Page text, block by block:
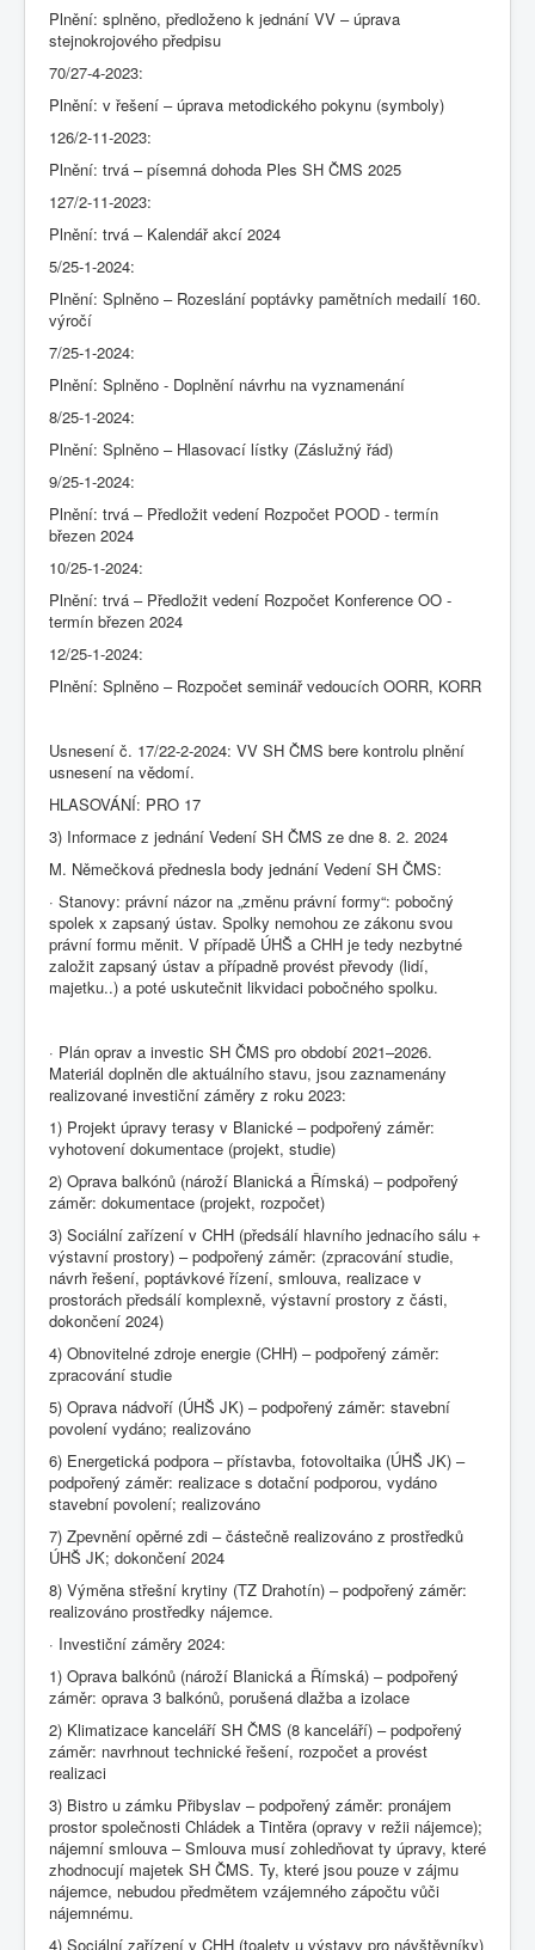
Plnění: splněno, předloženo k jednání VV – úprava
stejnokrojového předpisu
70/27-4-2023:
Plnění: v řešení – úprava metodického pokynu (symboly)
126/2-11-2023:
Plnění: trvá – písemná dohoda Ples SH ČMS 2025
127/2-11-2023:
Plnění: trvá – Kalendář akcí 2024
5/25-1-2024:
Plnění: Splněno – Rozeslání poptávky pamětních medailí 160.
výročí
7/25-1-2024:
Plnění: Splněno - Doplnění návrhu na vyznamenání
8/25-1-2024:
Plnění: Splněno – Hlasovací lístky (Záslužný řád)
9/25-1-2024:
Plnění: trvá – Předložit vedení Rozpočet POOD - termín
březen 2024
10/25-1-2024:
Plnění: trvá – Předložit vedení Rozpočet Konference OO -
termín březen 2024
12/25-1-2024:
Plnění: Splněno – Rozpočet seminář vedoucích OORR, KORR
Usnesení č. 17/22-2-2024: VV SH ČMS bere kontrolu plnění
usnesení na vědomí.
HLASOVÁNÍ: PRO 17
3) Informace z jednání Vedení SH ČMS ze dne 8. 2. 2024
M. Němečková přednesla body jednání Vedení SH ČMS:
· Stanovy: právní názor na „změnu právní formy“: pobočný
spolek x zapsaný ústav. Spolky nemohou ze zákonu svou
právní formu měnit. V případě ÚHŠ a CHH je tedy nezbytné
založit zapsaný ústav a případně provést převody (lidí,
majetku..) a poté uskutečnit likvidaci pobočného spolku.
· Plán oprav a investic SH ČMS pro období 2021–2026.
Materiál doplněn dle aktuálního stavu, jsou zaznamenány
realizované investiční záměry z roku 2023:
1) Projekt úpravy terasy v Blanické – podpořený záměr:
vyhotovení dokumentace (projekt, studie)
2) Oprava balkónů (nároží Blanická a Římská) – podpořený
záměr: dokumentace (projekt, rozpočet)
3) Sociální zařízení v CHH (předsálí hlavního jednacího sálu +
výstavní prostory) – podpořený záměr: (zpracování studie,
návrh řešení, poptávkové řízení, smlouva, realizace v
prostorách předsálí komplexně, výstavní prostory z části,
dokončení 2024)
4) Obnovitelné zdroje energie (CHH) – podpořený záměr:
zpracování studie
5) Oprava nádvoří (ÚHŠ JK) – podpořený záměr: stavební
povolení vydáno; realizováno
6) Energetická podpora – přístavba, fotovoltaika (ÚHŠ JK) –
podpořený záměr: realizace s dotační podporou, vydáno
stavební povolení; realizováno
7) Zpevnění opěrné zdi – částečně realizováno z prostředků
ÚHŠ JK; dokončení 2024
8) Výměna střešní krytiny (TZ Drahotín) – podpořený záměr:
realizováno prostředky nájemce.
· Investiční záměry 2024:
1) Oprava balkónů (nároží Blanická a Římská) – podpořený
záměr: oprava 3 balkónů, porušená dlažba a izolace
2) Klimatizace kanceláří SH ČMS (8 kanceláří) – podpořený
záměr: navrhnout technické řešení, rozpočet a provést
realizaci
3) Bistro u zámku Přibyslav – podpořený záměr: pronájem
prostor společnosti Chládek a Tintěra (opravy v režii nájemce);
nájemní smlouva – Smlouva musí zohledňovat ty úpravy, které
zhodnocují majetek SH ČMS. Ty, které jsou pouze v zájmu
nájemce, nebudou předmětem vzájemného zápočtu vůči
nájemnému.
4) Sociální zařízení v CHH (toalety u výstavy pro návštěvníky)